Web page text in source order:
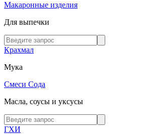
Макаронные изделия
Для выпечки
Крахмал
Мука
Смеси Сода
Масла, соусы и уксусы
ГХИ